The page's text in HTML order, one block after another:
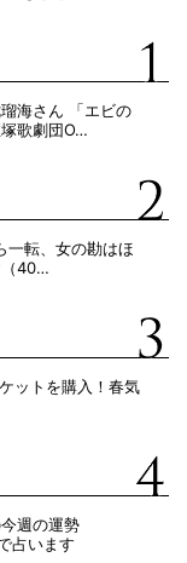
海さん 「エビの
歌劇団O…
一転、女の勘はほ
（40…
ットを購入！春気
週の運勢
占います